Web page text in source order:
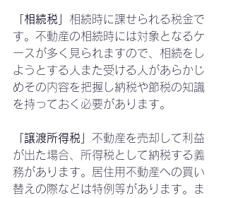
「相続税」 相続時に課せられる税金で
す。不動産の相続時には対象となるケ
ースが多く見られますので、相続をし
ようとする人また受ける人があらかじ
めその内容を把握し納税や節税の知識
を持っておく必要があります。
「譲渡所得税」 不動産を売却して利益
が出た場合、所得税として納税する義
務があります。居住用不動産への買い
替えの際などは特例等があります。ま